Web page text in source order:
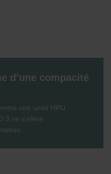
d’une compacité
une unité HRU
3 ne s’élève